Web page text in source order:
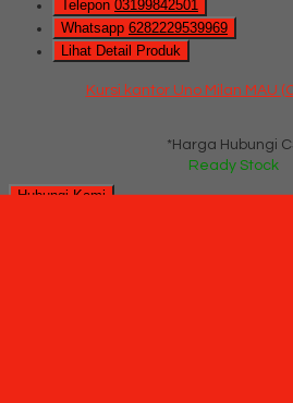
Telepon 03199842501
Whatsapp 6282229539969
Lihat Detail Produk
Kursi kantor Uno Milan MAU
*Harga Hubungi
Ready Stock
Hubungi Kami